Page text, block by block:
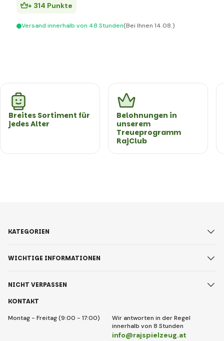
+ 314 Punkte
Versand innerhalb von 48 Stunden(Bei Ihnen 14.08.)
Breites Sortiment für
jedes Alter
Belohnungen in
unserem
Treueprogramm
RajClub
KONTAKT
Montag - Freitag (9:00 - 17:00)
Wir antworten in der Regel
innerhalb von 8 Stunden
info@rajspielzeug.at
KATEGORIEN
WICHTIGE INFORMATIONEN
NICHT VERPASSEN